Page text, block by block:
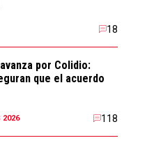
18
por Colidio:
que el acuerdo
2026 118